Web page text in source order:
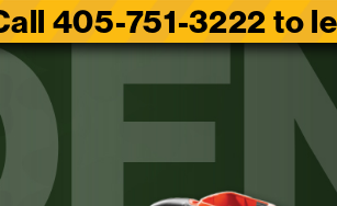
405-751-3222 to